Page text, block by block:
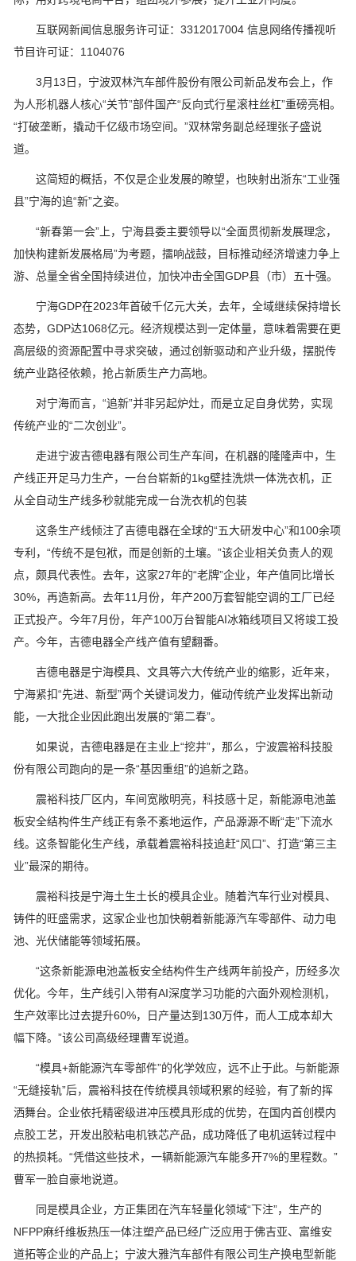
互联网新闻信息服务许可证：3312017004 信息网络传播视听
节目许可证：1104076
3月13日，宁波双林汽车部件股份有限公司新品发布会上，作
为人形机器人核心“关节”部件国产“反向式行星滚柱丝杠”重磅亮相。
“打破垄断，撬动千亿级市场空间。”双林常务副总经理张子盛说
道。
这简短的概括，不仅是企业发展的瞭望，也映射出浙东“工业强
县”宁海的追“新”之姿。
“新春第一会”上，宁海县委主要领导以“全面贯彻新发展理念，
加快构建新发展格局”为考题，擂响战鼓，目标推动经济增速力争上
游、总量全省全国持续进位，加快冲击全国GDP县（市）五十强。
宁海GDP在2023年首破千亿元大关，去年，全域继续保持增长
态势，GDP达1068亿元。经济规模达到一定体量，意味着需要在更
高层级的资源配置中寻求突破，通过创新驱动和产业升级，摆脱传
统产业路径依赖，抢占新质生产力高地。
对宁海而言，“追新”并非另起炉灶，而是立足自身优势，实现
传统产业的“二次创业”。
走进宁波吉德电器有限公司生产车间，在机器的隆隆声中，生
产线正开足马力生产，一台台崭新的1kg壁挂洗烘一体洗衣机，正
从全自动生产线多秒就能完成一台洗衣机的包装
这条生产线倾注了吉德电器在全球的“五大研发中心”和100余项
专利，“传统不是包袱，而是创新的土壤。”该企业相关负责人的观
点，颇具代表性。去年，这家27年的“老牌”企业，年产值同比增长
30%，再造新高。去年11月份，年产200万套智能空调的工厂已经
正式投产。今年7月份，年产100万台智能AI冰箱线项目又将竣工投
产。今年，吉德电器全产线产值有望翻番。
吉德电器是宁海模具、文具等六大传统产业的缩影，近年来，
宁海紧扣“先进、新型”两个关键词发力，催动传统产业发挥出新动
能，一大批企业因此跑出发展的“第二春”。
如果说，吉德电器是在主业上“挖井”，那么，宁波震裕科技股
份有限公司跑向的是一条“基因重组”的追新之路。
震裕科技厂区内，车间宽敞明亮，科技感十足，新能源电池盖
板安全结构件生产线正有条不紊地运作，产品源源不断“走”下流水
线。这条智能化生产线，承载着震裕科技追赶“风口”、打造“第三主
业”最深的期待。
震裕科技是宁海土生土长的模具企业。随着汽车行业对模具、
铸件的旺盛需求，这家企业也加快朝着新能源汽车零部件、动力电
池、光伏储能等领域拓展。
“这条新能源电池盖板安全结构件生产线两年前投产，历经多次
优化。今年，生产线引入带有AI深度学习功能的六面外观检测机，
生产效率比过去提升60%，日产量达到130万件，而人工成本却大
幅下降。”该公司高级经理曹军说道。
“模具+新能源汽车零部件”的化学效应，远不止于此。与新能源
“无缝接轨”后，震裕科技在传统模具领域积累的经验，有了新的挥
洒舞台。企业依托精密级进冲压模具形成的优势，在国内首创模内
点胶工艺，开发出胶粘电机铁芯产品，成功降低了电机运转过程中
的热损耗。“凭借这些技术，一辆新能源汽车能多开7%的里程数。”
曹军一脸自豪地说道。
同是模具企业，方正集团在汽车轻量化领域“下注”，生产的
NFPP麻纤维板热压一体注塑产品已经广泛应用于佛吉亚、富维安
道拓等企业的产品上；宁波大雅汽车部件有限公司生产换电型新能